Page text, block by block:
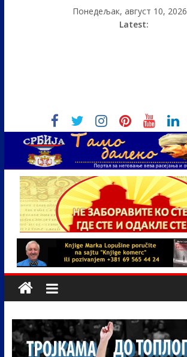
Понедељак, август 10, 2026
Latest: